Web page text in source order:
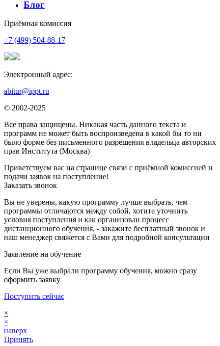
Блог
Приёмная комиссия
+7 (499) 504-88-17
Электронный адрес:
abitur@ippt.ru
© 2002-2025
Все права защищены. Никакая часть данного текста и
программ не может быть воспроизведена в какой бы то ни
было форме без письменного разрешения владельца авторских
прав Института (Москва)
Приветствуем вас на странице связи с приёмной комиссией и
подачи заявок на поступление!
Заказать звонок
Вы не уверены, какую программу лучше выбрать, чем
программы отличаются между собой, хотите уточнить
условия поступления и как организован процесс
дистанционного обучения, - закажите бесплатный звонок и
наш менеджер свяжется с Вами для подробной консультации
Заявление на обучение
Если Вы уже выбрали программу обучения, можно сразу
оформить заявку
Поступить сейчас
×
×
наверх
Принять